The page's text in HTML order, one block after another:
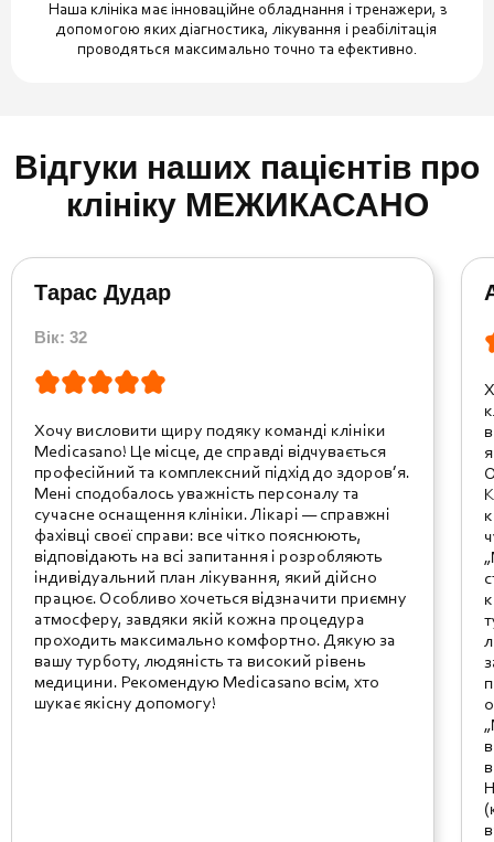
Наша клініка має інноваційне обладнання і тренажери, з
допомогою яких діагностика, лікування і реабілітація
проводяться максимально точно та ефективно.
Відгуки наших пацієнтів про
клініку МЕЖИКАСАНО
Тарас Дудар
Вік: 32
Хочу висловити щиру подяку команді клініки
Medicasano! Це місце, де справді відчувається
професійний та комплексний підхід до здоров’я.
Мені сподобалось уважність персоналу та
сучасне оснащення клініки. Лікарі — справжні
фахівці своєї справи: все чітко пояснюють,
відповідають на всі запитання і розробляють
індивідуальний план лікування, який дійсно
працює. Особливо хочеться відзначити приємну
атмосферу, завдяки якій кожна процедура
проходить максимально комфортно. Дякую за
вашу турботу, людяність та високий рівень
медицини. Рекомендую Medicasano всім, хто
шукає якісну допомогу!